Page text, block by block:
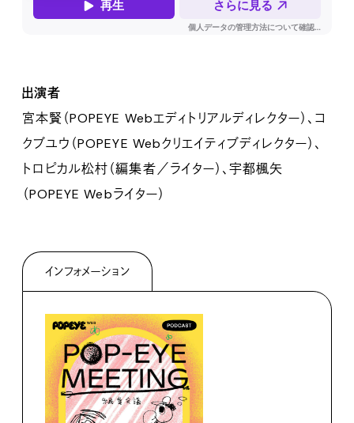
出演者
宮本賢（POPEYE Webエディトリアルディレクター）、コ
クブユウ（POPEYE Webクリエイティブディレクター）、
トロピカル松村（編集者／ライター）、宇都楓矢
（POPEYE Webライター）
インフォメーション